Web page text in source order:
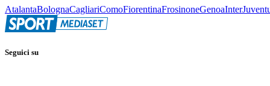
AtalantaBolognaCagliariComoFiorentinaFrosinoneGenoaInter
Seguici su